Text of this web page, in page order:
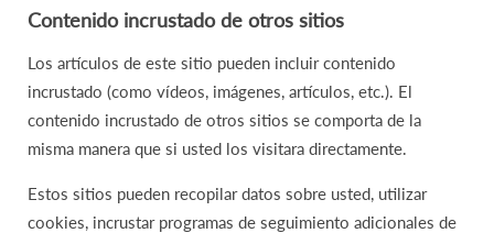
Contenido incrustado de otros sitios
Los artículos de este sitio pueden incluir contenido
incrustado (como vídeos, imágenes, artículos, etc.). El
contenido incrustado de otros sitios se comporta de la
misma manera que si usted los visitara directamente.
Estos sitios pueden recopilar datos sobre usted, utilizar
cookies, incrustar programas de seguimiento adicionales de